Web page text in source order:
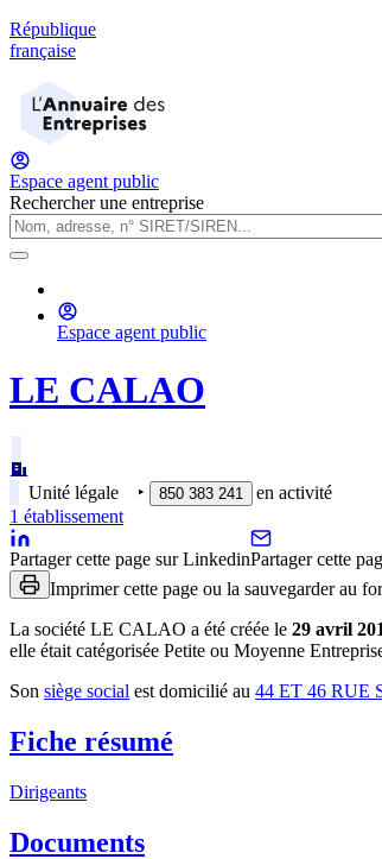
République
française
Espace agent public
Rechercher une entreprise
Espace agent public
LE CALAO
Unité légale ‣ 850 383 241
en activité
1 établissement
Partager cette page sur LinkedinPartager cette
Imprimer cette page ou la sauvegarder au
La société LE CALAO a été créée le 29 avril
elle était catégorisée Petite ou Moyenne
Son siège social est domicilié au 44 ET 46 RUE
Fiche résumé
Dirigeants
Documents